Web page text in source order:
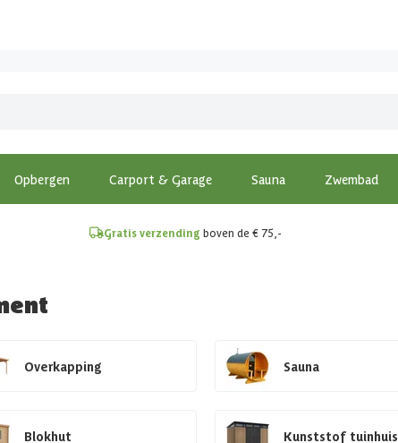
Opbergen Carport & Garage Sauna Zwembad
Gratis verzending boven de € 75,-
Overkapping Sauna
Blokhut Kunststof tuinhuis